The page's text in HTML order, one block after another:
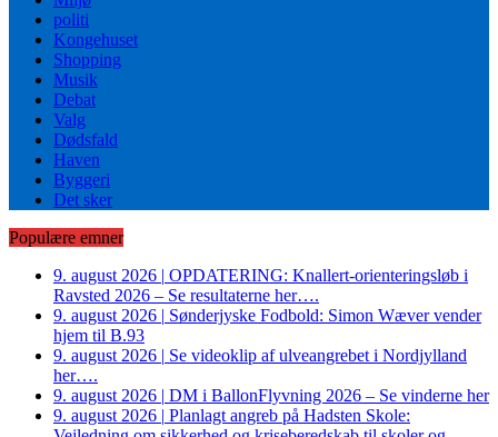
politi
Kongehuset
Shopping
Musik
Debat
Valg
Dødsfald
Haven
Byggeri
Det sker
Populære emner
9. august 2026 | OPDATERING: Knallert-orienteringsløb i
Ravsted 2026 – Se resultaterne her….
9. august 2026 | Sønderjyske Fodbold: Simon Wæver vender
hjem til B.93
9. august 2026 | Se videoklip af ulveangrebet i Nordjylland
her….
9. august 2026 | DM i BallonFlyvning 2026 – Se vinderne her
9. august 2026 | Planlagt angreb på Hadsten Skole: